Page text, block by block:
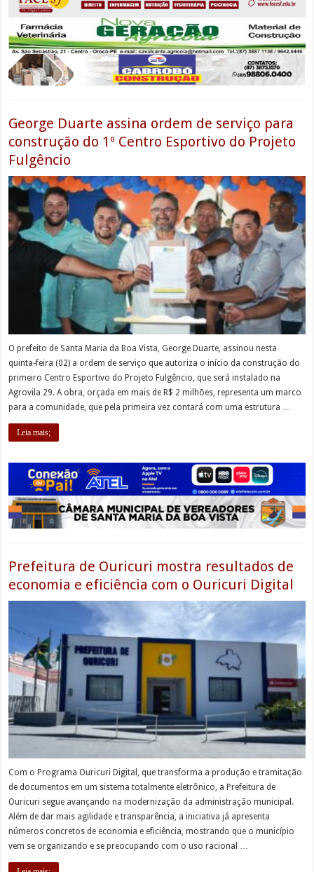
George Duarte assina ordem de serviço para
construção do 1º Centro Esportivo do Projeto
Fulgêncio
O prefeito de Santa Maria da Boa Vista, George Duarte, assinou nesta
quinta-feira (02) a ordem de serviço que autoriza o início da construção do
primeiro Centro Esportivo do Projeto Fulgêncio, que será instalado na
Agrovila 29. A obra, orçada em mais de R$ 2 milhões, representa um marco
para a comunidade, que pela primeira vez contará com uma estrutura …
Leia mais;
Prefeitura de Ouricuri mostra resultados de
economia e eficiência com o Ouricuri Digital
Com o Programa Ouricuri Digital, que transforma a produção e tramitação
de documentos em um sistema totalmente eletrônico, a Prefeitura de
Ouricuri segue avançando na modernização da administração municipal.
Além de dar mais agilidade e transparência, a iniciativa já apresenta
números concretos de economia e eficiência, mostrando que o município
vem se organizando e se preocupando com o uso racional …